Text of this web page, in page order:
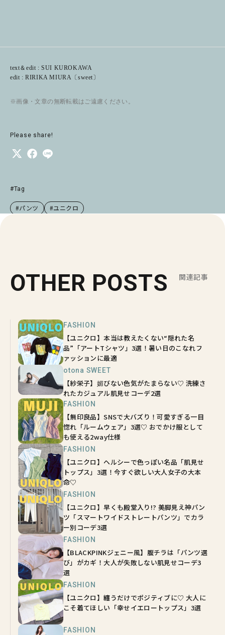
text＆edit : SUI KUROKAWA
edit : RIRIKA MIURA〔sweet〕
※画像・文章の無断転載はご遠慮ください。
Please share!
#Tag
#パンツ #ユニクロ
OTHER POSTS 関連記事
FASHION
【ユニクロ】本当は教えたくない“隠れた名
品”「アートTシャツ」3選！暑い日のこなれフ
ァッションに最適
otona SWEET
【紗栄子】媚びない色気がたまらない♡ 洗練さ
れたカジュアル肌見せコーデ2選
FASHION
【無印良品】SNSで大バズり！可愛すぎる一目
惚れ「ルームウェア」3選♡ おでかけ服として
も使える2way仕様
FASHION
【ユニクロ】ヘルシーで色っぽい名品「肌見せ
トップス」3選！今すぐ欲しい大人女子の大本
命♡
FASHION
【ユニクロ】早くも殿堂入り!? 美脚見え神パン
ツ「スマートワイドストレートパンツ」でカラ
ー別コーデ3選
FASHION
【BLACKPINKジェニー風】腹チラは「パンツ選
び」がカギ！大人が失敗しない肌見せコーデ3
選
FASHION
【ユニクロ】纏うだけでポジティブに♡ 大人に
こそ着てほしい「幸せイエロートップス」3選
FASHION